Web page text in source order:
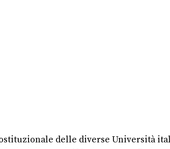
delle diverse Università